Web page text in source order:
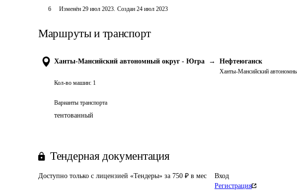
6 Изменён 29 июл 2023. Создан 24 июл 2023
Маршруты и транспорт
Ханты-Мансийский автономный округ - Югра → Нефтеюганск
Ханты-Мансийский
Кол-во машин: 1
Варианты транспорта
тентованный
Тендерная документация
Доступно только с лицензией «Тендеры» за 750 ₽ в мес
Вход
Регистрация